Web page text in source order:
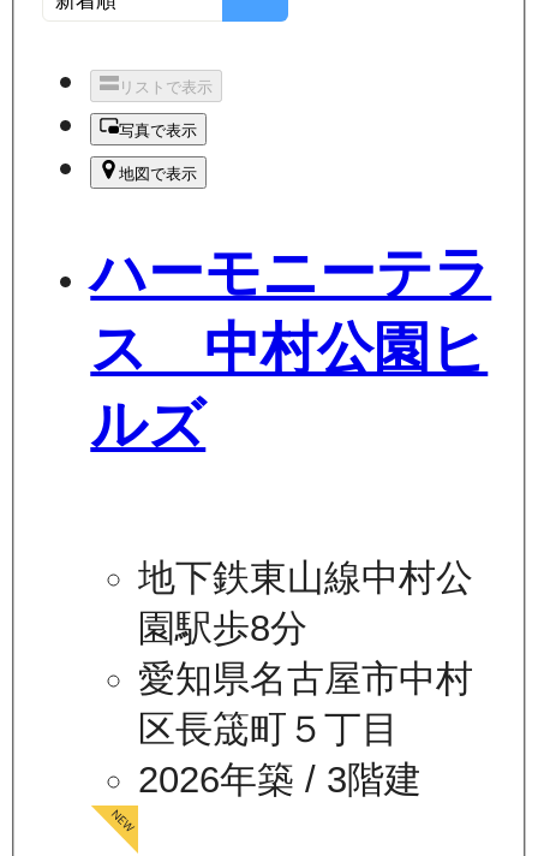
リストで表示
写真で表示
地図で表示
ハーモニーテラ
ス 中村公園ヒ
ルズ
地下鉄東山線中村公
園駅歩8分
愛知県名古屋市中村
区長筬町５丁目
2026年築 / 3階建